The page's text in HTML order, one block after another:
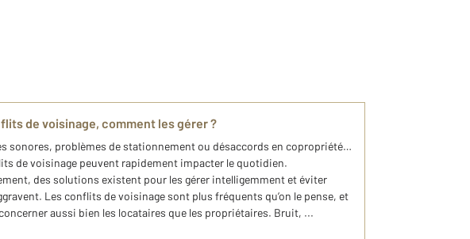
de voisinage, comment les gérer ?
sonores, problèmes de stationnement ou désaccords en copropriété…
de voisinage peuvent rapidement impacter le quotidien.
des solutions existent pour les gérer intelligemment et éviter
Les conflits de voisinage sont plus fréquents qu’on le pense, et
aussi bien les locataires que les propriétaires. Bruit, ...